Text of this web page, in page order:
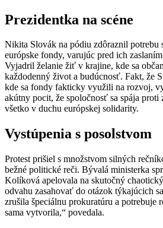
Prezidentka na scéne
Nikita Slovák na pódiu zdôraznil
európske fondy, varujúc pred ich
Vyjadril želanie žiť v krajine, kde sa
každodenný život a budúcnosť. Fakt, že
kde sa fondy fakticky využili na rozvoj,
akútny pocit, že spoločnosť sa spája
všetko v duchu európskej solidarity.
Vystúpenia s posolstvom
Protest prišiel s množstvom silných
bežné politické reči. Bývalá ministerka
Kolíková apelovala na skutočný
odvahu zasahovať do otázok týkajúcich
zrušila špeciálnu prokuratúru a potrebuje
sama vytvorila,“ povedala.